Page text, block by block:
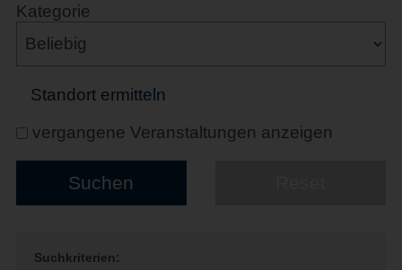
Kategorie
Standort ermitteln
vergangene Veranstaltungen anzeigen
Suchkriterien: